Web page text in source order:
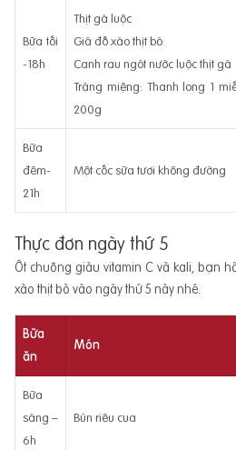
Bữa tối
-18h
Thịt gà luộc
Giá đỗ xào thịt bò
Canh rau ngót nước luộc thịt gà
Tráng miệng: Thanh long 1
200g
Bữa
đêm-
21h
Một cốc sữa tươi không đường
Thực đơn ngày thứ 5
Ớt chuông giàu vitamin C và kali, bạn
xào thịt bò vào ngày thứ 5 này nhé.
Bữa
ăn
Món
Bữa
sáng –
6h
Bún riêu cua